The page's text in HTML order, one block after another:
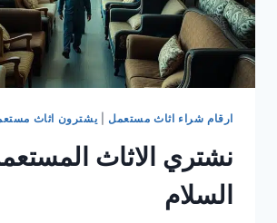
ارقام شراء اثاث مستعمل يشترون اثاث
نشتري الاثاث
السلام